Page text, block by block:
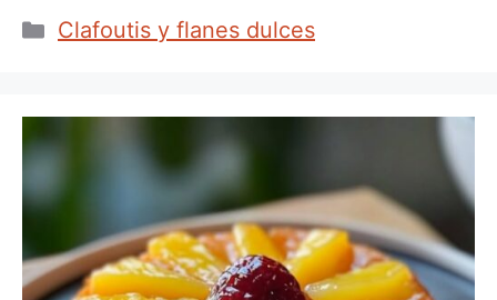
Categorías
Clafoutis y flanes dulces